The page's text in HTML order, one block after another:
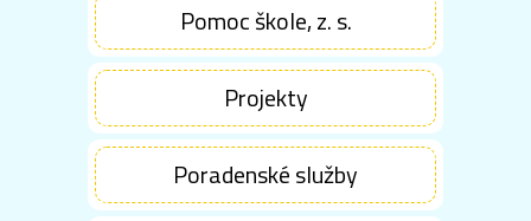
Pomoc škole, z. s.
Projekty
Poradenské služby